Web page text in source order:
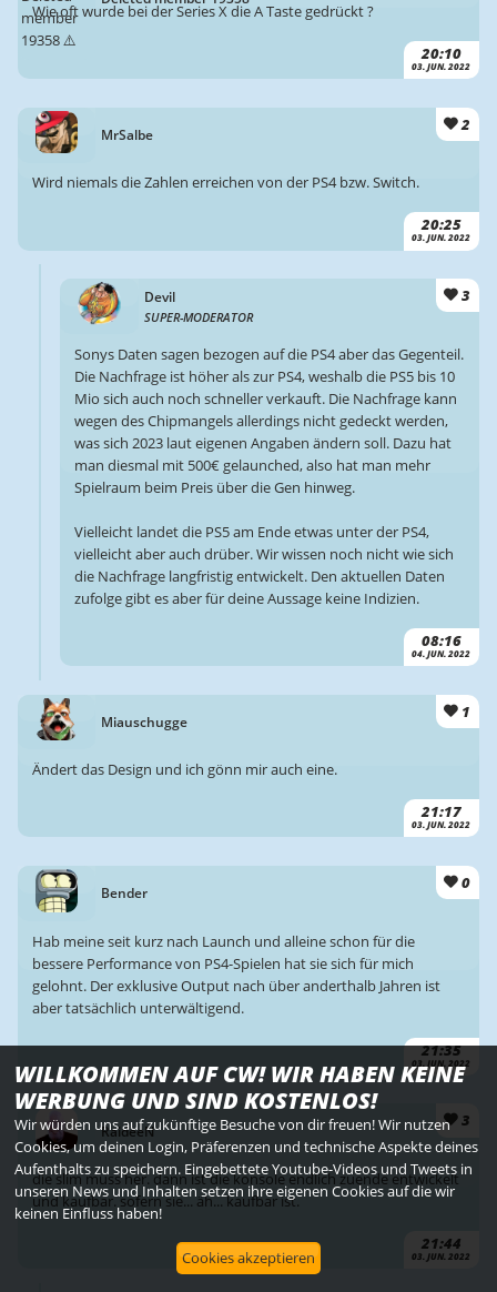
20:10
03. JUN. 2022
Wie oft wurde bei der Series X die A Taste gedrückt ?
MrSalbe
2
20:25
03. JUN. 2022
Wird niemals die Zahlen erreichen von der PS4 bzw. Switch.
Devil
SUPER-MODERATOR
3
08:16
04. JUN. 2022
Sonys Daten sagen bezogen auf die PS4 aber das Gegenteil.
Die Nachfrage ist höher als zur PS4, weshalb die PS5 bis 10
Mio sich auch noch schneller verkauft. Die Nachfrage kann
wegen des Chipmangels allerdings nicht gedeckt werden,
was sich 2023 laut eigenen Angaben ändern soll. Dazu hat
man diesmal mit 500€ gelaunched, also hat man mehr
Spielraum beim Preis über die Gen hinweg.
Vielleicht landet die PS5 am Ende etwas unter der PS4,
vielleicht aber auch drüber. Wir wissen noch nicht wie sich
die Nachfrage langfristig entwickelt. Den aktuellen Daten
zufolge gibt es aber für deine Aussage keine Indizien.
Miauschugge
1
21:17
03. JUN. 2022
Ändert das Design und ich gönn mir auch eine.
Bender
0
21:35
03. JUN. 2022
Hab meine seit kurz nach Launch und alleine schon für die
bessere Performance von PS4-Spielen hat sie sich für mich
gelohnt. Der exklusive Output nach über anderthalb Jahren ist
aber tatsächlich unterwältigend.
RaideeN
3
21:44
03. JUN. 2022
die slim muss her. dann ist die konsole endlich zuende entwickelt
und kaufbar. sofern sie... äh... kaufbar ist.
WILLKOMMEN AUF CW! WIR HABEN KEINE
WERBUNG UND SIND KOSTENLOS!
Wir würden uns auf zukünftige Besuche von dir freuen! Wir nutzen
Cookies, um deinen Login, Präferenzen und technische Aspekte deines
Aufenthalts zu speichern. Eingebettete Youtube-Videos und Tweets in
unseren News und Inhalten setzen ihre eigenen Cookies auf die wir
keinen Einfluss haben!
Cookies akzeptieren